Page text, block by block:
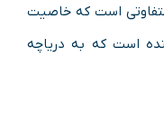
متفاوتی است که خاصیت
است که به دریاچه